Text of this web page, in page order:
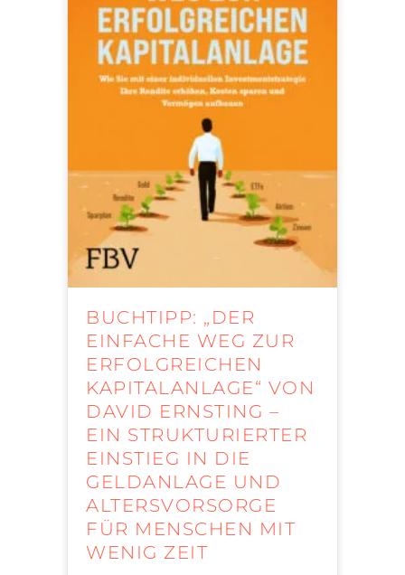
BUCHTIPP: „DER
EINFACHE WEG ZUR
ERFOLGREICHEN
KAPITALANLAGE“ VON
DAVID ERNSTING –
EIN STRUKTURIERTER
EINSTIEG IN DIE
GELDANLAGE UND
ALTERSVORSORGE
FÜR MENSCHEN MIT
WENIG ZEIT